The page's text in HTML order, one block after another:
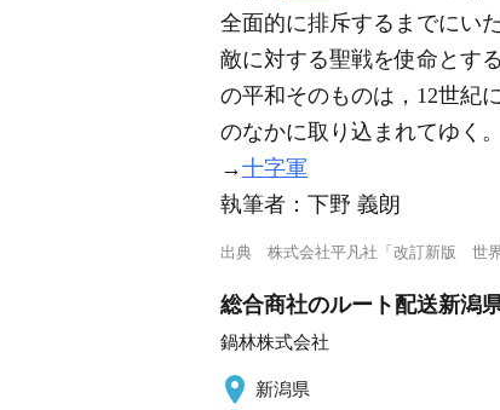
全面的に排斥するまでにい
敵に対する聖戦を使命とす
の平和そのものは，12世紀
のなかに取り込まれてゆく。
→十字軍
執筆者： 下野 義朗
出典 株式会社平凡社「改訂新版 世界
総合商社のルート配送新潟
鍋林株式会社
新潟県